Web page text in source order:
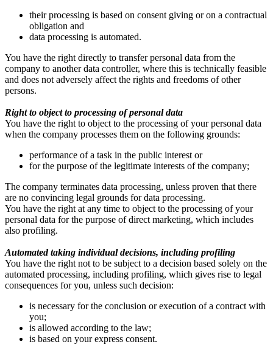
their processing is based on consent giving or on a contractual
obligation and
data processing is automated.
You have the right directly to transfer personal data from the
company to another data controller, where this is technically feasible
and does not adversely affect the rights and freedoms of other
persons.
Right to object to processing of personal data
You have the right to object to the processing of your personal data
when the company processes them on the following grounds:
performance of a task in the public interest or
for the purpose of the legitimate interests of the company;
The company terminates data processing, unless proven that there
are no convincing legal grounds for data processing.
You have the right at any time to object to the processing of your
personal data for the purpose of direct marketing, which includes
also profiling.
Automated taking individual decisions, including profiling
You have the right not to be subject to a decision based solely on the
automated processing, including profiling, which gives rise to legal
consequences for you, unless such decision:
is necessary for the conclusion or execution of a contract with
you;
is allowed according to the law;
is based on your express consent.